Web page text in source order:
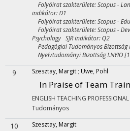
Folyóirat szakterülete: Scopus -
indikátor: D1
Folyóirat szakterülete: Scopus -
Folyóirat szakterülete: Scopus -
Psychology SJR indikátor: Q2
Pedagógiai Tudományos Bizottság
Nyelvtudományi Bizottság I.NYIO
9 Szesztay, Margit ; Uwe, Pohl
In Praise of Team
ENGLISH TEACHING PROFESSIONAL
Tudományos
10 Szesztay, Margit